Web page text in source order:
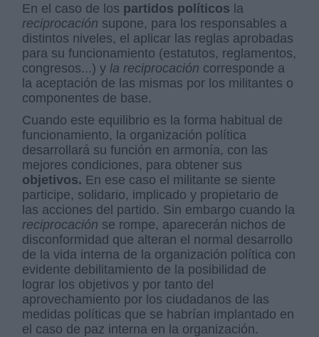
En el caso de los partidos políticos la
reciprocación supone, para los responsables a
distintos niveles, el aplicar las reglas aprobadas
para su funcionamiento (estatutos, reglamentos,
congresos...) y la reciprocación corresponde a
la aceptación de las mismas por los militantes o
componentes de base.
Cuando este equilibrio es la forma habitual de
funcionamiento, la organización política
desarrollará su función en armonía, con las
mejores condiciones, para obtener sus
objetivos. En ese caso el militante se siente
participe, solidario, implicado y propietario de
las acciones del partido. Sin embargo cuando la
reciprocación se rompe, aparecerán nichos de
disconformidad que alteran el normal desarrollo
de la vida interna de la organización política con
evidente debilitamiento de la posibilidad de
lograr los objetivos y por tanto del
aprovechamiento por los ciudadanos de las
medidas políticas que se habrían implantado en
el caso de paz interna en la organización.